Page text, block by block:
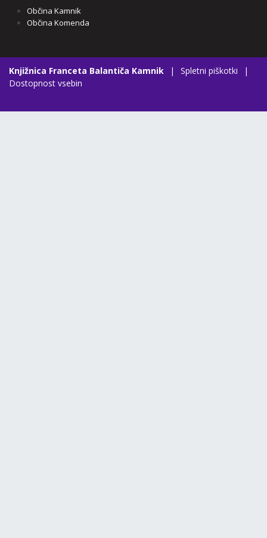
Občina Kamnik
Občina Komenda
Knjižnica Franceta Balantiča Kamnik | Spletni piškotki
|
Dostopnost vsebin